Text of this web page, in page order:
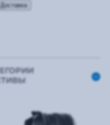
Доставка